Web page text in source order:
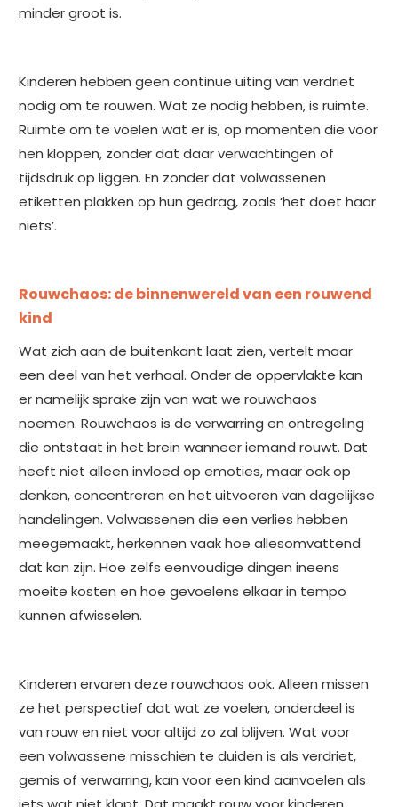
minder groot is.
Kinderen hebben geen continue uiting van verdriet
nodig om te rouwen. Wat ze nodig hebben, is ruimte.
Ruimte om te voelen wat er is, op momenten die voor
hen kloppen, zonder dat daar verwachtingen of
tijdsdruk op liggen. En zonder dat volwassenen
etiketten plakken op hun gedrag, zoals ‘het doet haar
niets’.
Rouwchaos: de binnenwereld van een rouwend
kind
Wat zich aan de buitenkant laat zien, vertelt maar
een deel van het verhaal. Onder de oppervlakte kan
er namelijk sprake zijn van wat we rouwchaos
noemen. Rouwchaos is de verwarring en ontregeling
die ontstaat in het brein wanneer iemand rouwt. Dat
heeft niet alleen invloed op emoties, maar ook op
denken, concentreren en het uitvoeren van dagelijkse
handelingen. Volwassenen die een verlies hebben
meegemaakt, herkennen vaak hoe allesomvattend
dat kan zijn. Hoe zelfs eenvoudige dingen ineens
moeite kosten en hoe gevoelens elkaar in tempo
kunnen afwisselen.
Kinderen ervaren deze rouwchaos ook. Alleen missen
ze het perspectief dat wat ze voelen, onderdeel is
van rouw en niet voor altijd zo zal blijven. Wat voor
een volwassene misschien te duiden is als verdriet,
gemis of verwarring, kan voor een kind aanvoelen als